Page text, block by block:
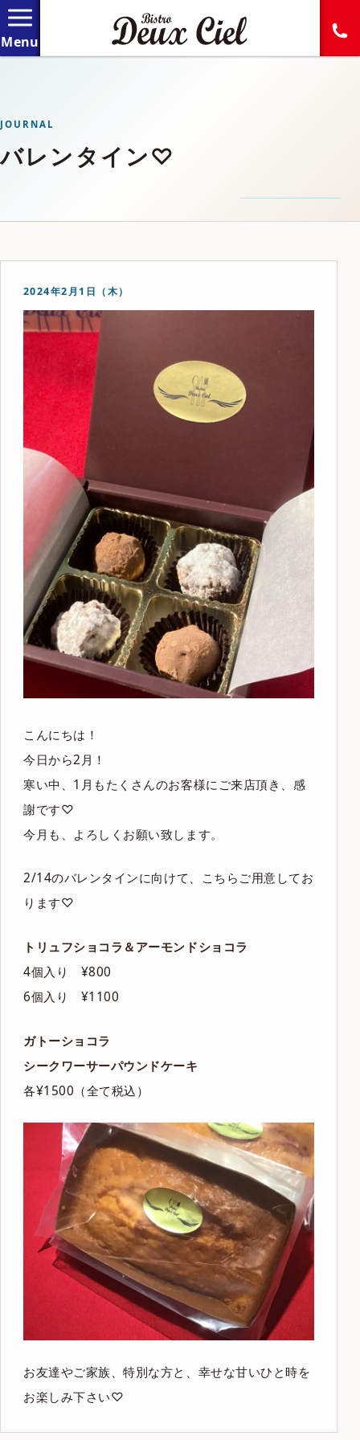
JOURNAL
バレンタイン♡
2024年2月1日（木）
こんにちは！
今日から2月！
寒い中、1月もたくさんのお客様にご来店頂き、感
謝です♡
今月も、よろしくお願い致します。
2/14のバレンタインに向けて、こちらご用意してお
ります♡
トリュフショコラ＆アーモンドショコラ
4個入り ¥800
6個入り ¥1100
ガトーショコラ
シークワーサーパウンドケーキ
各¥1500（全て税込）
お友達やご家族、特別な方と、幸せな甘いひと時を
お楽しみ下さい♡